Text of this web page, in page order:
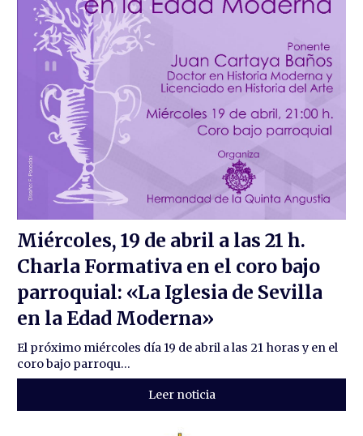
Miércoles, 19 de abril a las 21 h.
Charla Formativa en el coro bajo
parroquial: «La Iglesia de Sevilla
en la Edad Moderna»
El próximo miércoles día 19 de abril a las 21 horas y en el
coro bajo parroqu...
Leer noticia